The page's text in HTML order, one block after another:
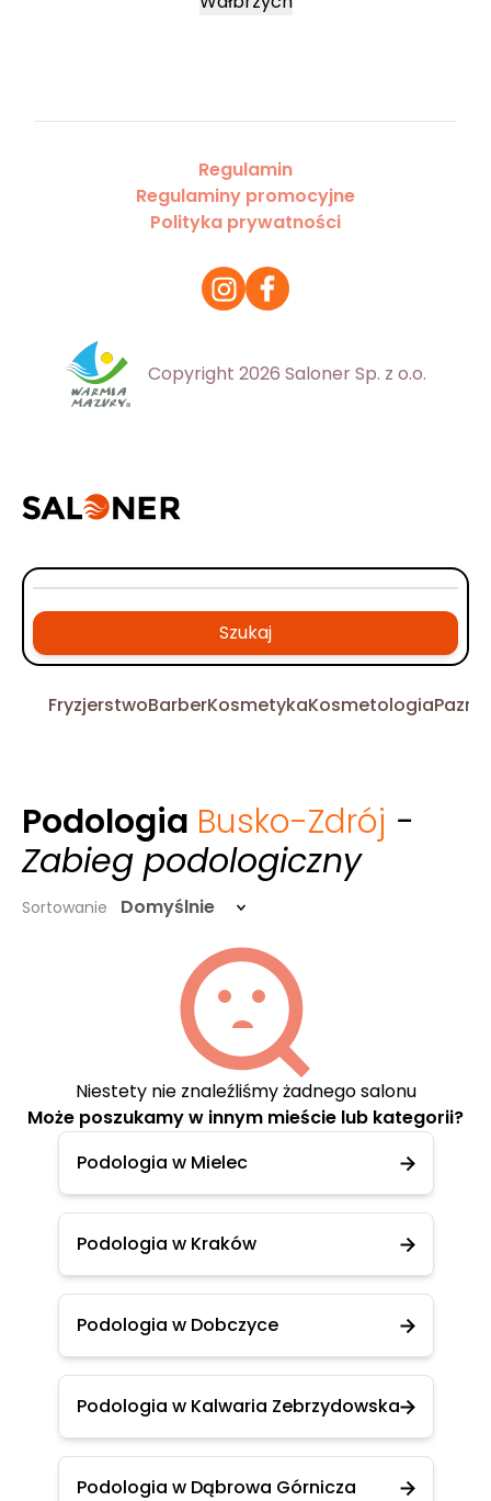
Regulamin
Regulaminy promocyjne
Polityka prywatności
Copyright 2026 Saloner Sp. z o.o.
Szukaj
FryzjerstwoBarberKosmetykaKosmetologia
Podologia Busko-Zdrój -
Zabieg podologiczny
Sortowanie Domyślnie
Niestety nie znaleźliśmy żadnego salonu
Może poszukamy w innym mieście lub kategorii?
Podologia w Mielec
Podologia w Kraków
Podologia w Dobczyce
Podologia w Kalwaria Zebrzydowska
Podologia w Dąbrowa Górnicza